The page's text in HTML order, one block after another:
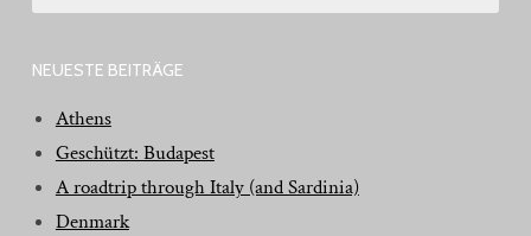
NEUESTE BEITRÄGE
Athens
Geschützt: Budapest
A roadtrip through Italy (and Sardinia)
Denmark